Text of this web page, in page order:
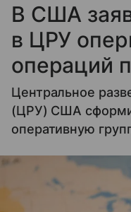
В США
в ЦРУ
операций
Центральное
(ЦРУ) США
оперативную